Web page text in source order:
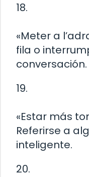
18.
«Meter a
fila o
conversación.
19.
«Estar más
Referirse a
inteligente.
20.